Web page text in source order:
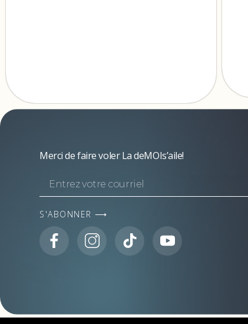
Merci de faire voler La deMOIs’aile!
S'ABONNER ⟶